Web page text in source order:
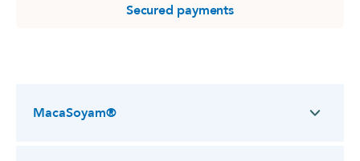
Secured payments
MacaSoyam®